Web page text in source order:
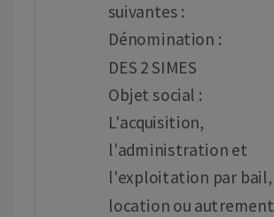
suivantes :
Dénomination :
DES 2 SIMES
Objet social :
L'acquisition,
l'administration et
l'exploitation par bail,
location ou autrement